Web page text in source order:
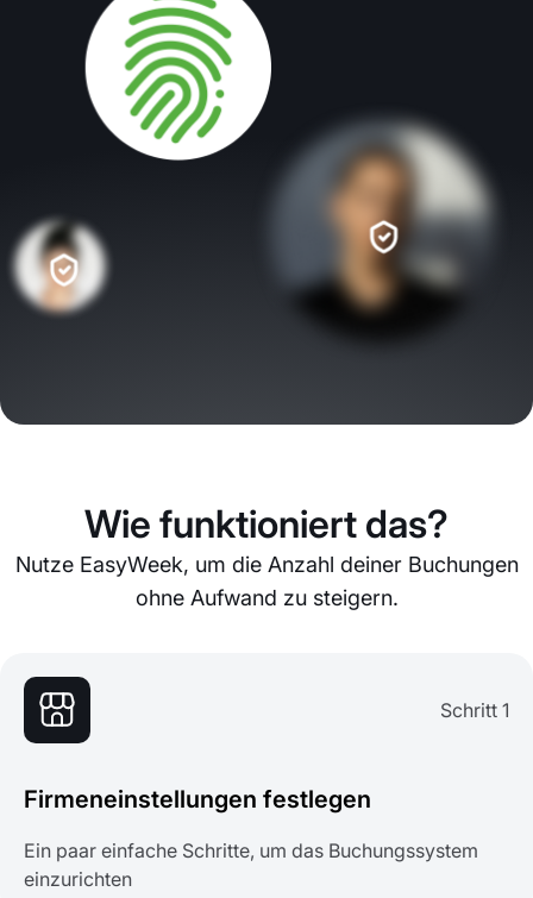
Wie funktioniert das?
Nutze EasyWeek, um die Anzahl deiner Buchungen
ohne Aufwand zu steigern.
Schritt 1
Firmeneinstellungen festlegen
Ein paar einfache Schritte, um das Buchungssystem
einzurichten